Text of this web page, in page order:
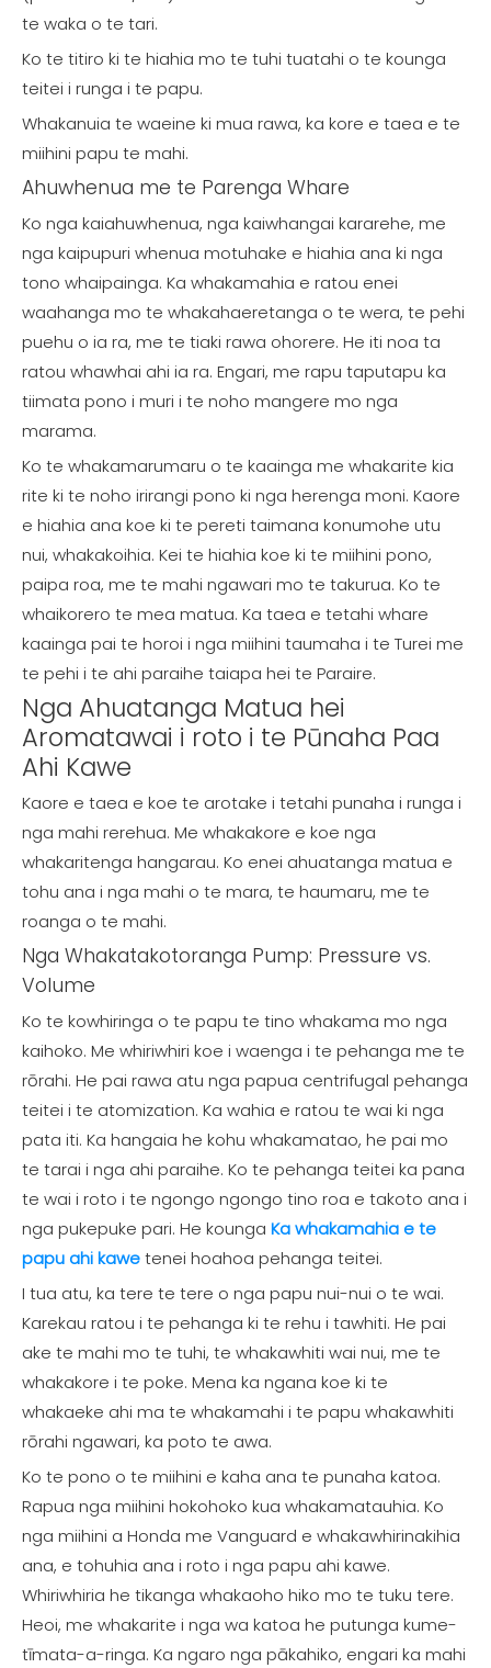
te waka o te tari.
Ko te titiro ki te hiahia mo te tuhi tuatahi o te kounga
teitei i runga i te papu.
Whakanuia te waeine ki mua rawa, ka kore e taea e te
miihini papu te mahi.
Ahuwhenua me te Parenga Whare
Ko nga kaiahuwhenua, nga kaiwhangai kararehe, me
nga kaipupuri whenua motuhake e hiahia ana ki nga
tono whaipainga. Ka whakamahia e ratou enei
waahanga mo te whakahaeretanga o te wera, te pehi
puehu o ia ra, me te tiaki rawa ohorere. He iti noa ta
ratou whawhai ahi ia ra. Engari, me rapu taputapu ka
tiimata pono i muri i te noho mangere mo nga
marama.
Ko te whakamarumaru o te kaainga me whakarite kia
rite ki te noho irirangi pono ki nga herenga moni. Kaore
e hiahia ana koe ki te pereti taimana konumohe utu
nui, whakakoihia. Kei te hiahia koe ki te miihini pono,
paipa roa, me te mahi ngawari mo te takurua. Ko te
whaikorero te mea matua. Ka taea e tetahi whare
kaainga pai te horoi i nga miihini taumaha i te Turei me
te pehi i te ahi paraihe taiapa hei te Paraire.
Nga Ahuatanga Matua hei
Aromatawai i roto i te Pūnaha Paa
Ahi Kawe
Kaore e taea e koe te arotake i tetahi punaha i runga i
nga mahi rerehua. Me whakakore e koe nga
whakaritenga hangarau. Ko enei ahuatanga matua e
tohu ana i nga mahi o te mara, te haumaru, me te
roanga o te mahi.
Nga Whakatakotoranga Pump: Pressure vs.
Volume
Ko te kowhiringa o te papu te tino whakama mo nga
kaihoko. Me whiriwhiri koe i waenga i te pehanga me te
rōrahi. He pai rawa atu nga papua centrifugal pehanga
teitei i te atomization. Ka wahia e ratou te wai ki nga
pata iti. Ka hangaia he kohu whakamatao, he pai mo
te tarai i nga ahi paraihe. Ko te pehanga teitei ka pana
te wai i roto i te ngongo ngongo tino roa e takoto ana i
nga pukepuke pari. He kounga Ka whakamahia e te
papu ahi kawetenei hoahoa pehanga teitei.
I tua atu, ka tere te tere o nga papu nui-nui o te wai.
Karekau ratou i te pehanga ki te rehu i tawhiti. He pai
ake te mahi mo te tuhi, te whakawhiti wai nui, me te
whakakore i te poke. Mena ka ngana koe ki te
whakaeke ahi ma te whakamahi i te papu whakawhiti
rōrahi ngawari, ka poto te awa.
Ko te pono o te miihini e kaha ana te punaha katoa.
Rapua nga miihini hokohoko kua whakamatauhia. Ko
nga miihini a Honda me Vanguard e whakawhirinakihia
ana, e tohuhia ana i roto i nga papu ahi kawe.
Whiriwhiria he tikanga whakaoho hiko mo te tuku tere.
Heoi, me whakarite i nga wa katoa he putunga kume-
tīmata-a-ringa. Ka ngaro nga pākahiko, engari ka mahi